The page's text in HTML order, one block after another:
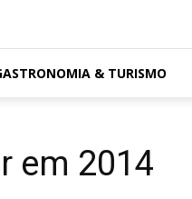
& TURISMO
em 2014